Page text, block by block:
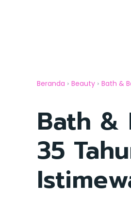
Beranda Beauty Bath &
Bath &
35